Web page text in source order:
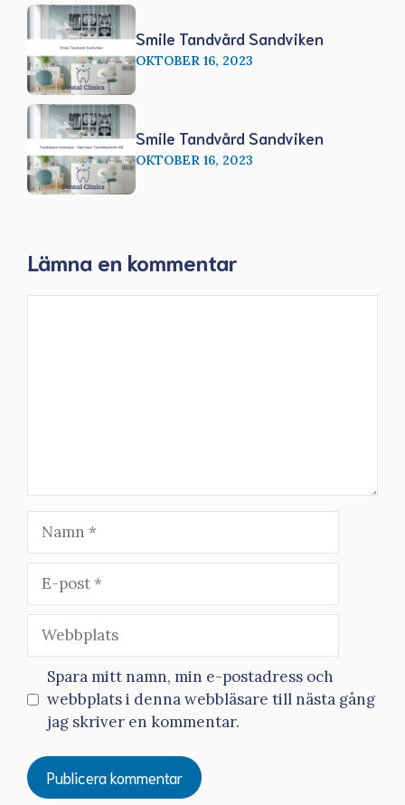
Smile Tandvård Sandviken
OKTOBER 16, 2023
Smile Tandvård Sandviken
OKTOBER 16, 2023
Lämna en kommentar
post
Webbplats
Spara mitt namn, min e-postadress och
webbplats i denna webbläsare till nästa gång
jag skriver en kommentar.